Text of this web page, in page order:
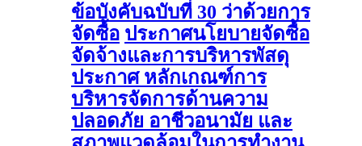
ข้อบังคับฉบับที่ 30 ว่าด้วยการ
จัดซื้อ ประกาศนโยบายจัดซื้อ
จัดจ้างและการบริหารพัสดุ
ประกาศ หลักเกณฑ์การ
บริหารจัดการด้านความ
ปลอดภัย อาชีวอนามัย และ